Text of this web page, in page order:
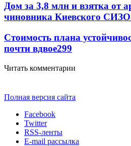
Дом за 3,8 млн и взятка от
чиновника Киевского СИЗО
Стоимость плана
почти вдвое299
Читать комментарии
Полная версия сайта
Facebook
Twitter
RSS-ленты
E-mail рассылка